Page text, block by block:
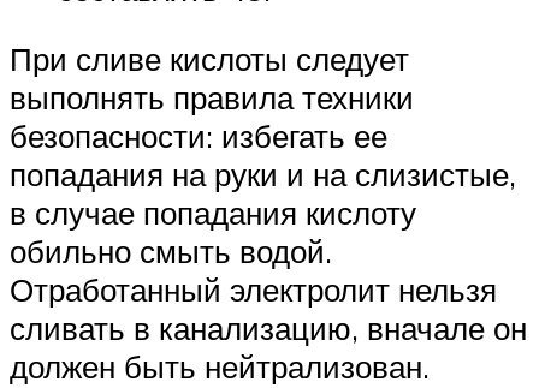
При сливе кислоты следует
выполнять правила техники
безопасности: избегать ее
попадания на руки и на слизистые,
в случае попадания кислоту
обильно смыть водой.
Отработанный электролит нельзя
сливать в канализацию, вначале он
должен быть нейтрализован.